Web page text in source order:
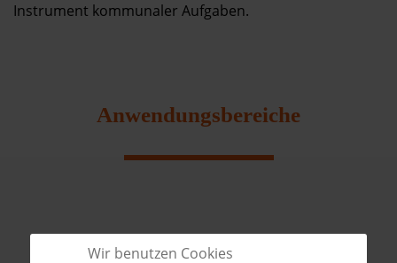
Instrument kommunaler Aufgaben.
Anwendungsbereiche
Wir benutzen Cookies